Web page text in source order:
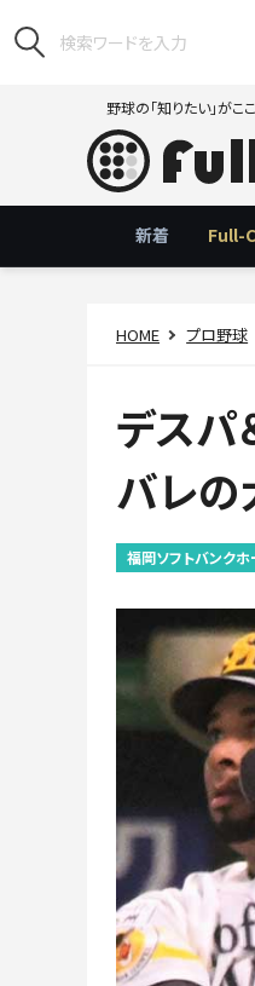
野球の「知りたい」がこ
新着 Full-
HOME プロ野球
デスパ
バレの
福岡ソフトバンクホ